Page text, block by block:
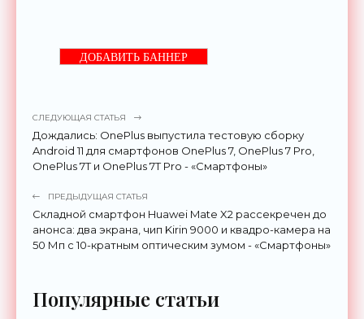
ДОБАВИТЬ БАННЕР
СЛЕДУЮЩАЯ СТАТЬЯ
Дождались: OnePlus выпустила тестовую сборку
Android 11 для смартфонов OnePlus 7, OnePlus 7 Pro,
OnePlus 7T и OnePlus 7T Pro - «Смартфоны»
ПРЕДЫДУЩАЯ СТАТЬЯ
Складной смартфон Huawei Mate X2 рассекречен до
анонса: два экрана, чип Kirin 9000 и квадро-камера на
50 Мп с 10-кратным оптическим зумом - «Смартфоны»
Популярные статьи